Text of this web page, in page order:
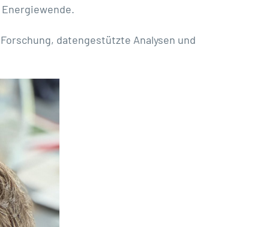
datengestützte Analysen und